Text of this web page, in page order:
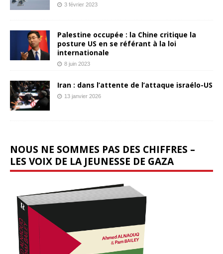
3 février 2023
Palestine occupée : la Chine critique la
posture US en se référant à la loi
internationale
8 juin 2023
Iran : dans l’attente de l’attaque israélo-US
13 janvier 2026
NOUS NE SOMMES PAS DES CHIFFRES –
LES VOIX DE LA JEUNESSE DE GAZA